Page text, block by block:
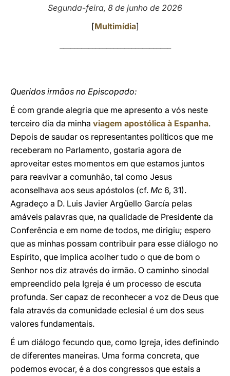
Segunda-feira, 8 de junho de 2026
[Multimídia]
Queridos irmãos no Episcopado:
É com grande alegria que me apresento a vós neste
terceiro dia da minha viagem apostólica à Espanha.
Depois de saudar os representantes políticos que me
receberam no Parlamento, gostaria agora de
aproveitar estes momentos em que estamos juntos
para reavivar a comunhão, tal como Jesus
aconselhava aos seus apóstolos (cf. Mc 6, 31).
Agradeço a D. Luis Javier Argüello García pelas
amáveis palavras que, na qualidade de Presidente da
Conferência e em nome de todos, me dirigiu; espero
que as minhas possam contribuir para esse diálogo no
Espírito, que implica acolher tudo o que de bom o
Senhor nos diz através do irmão. O caminho sinodal
empreendido pela Igreja é um processo de escuta
profunda. Ser capaz de reconhecer a voz de Deus que
fala através da comunidade eclesial é um dos seus
valores fundamentais.
É um diálogo fecundo que, como Igreja, ides definindo
de diferentes maneiras. Uma forma concreta, que
podemos evocar, é a dos congressos que estais a